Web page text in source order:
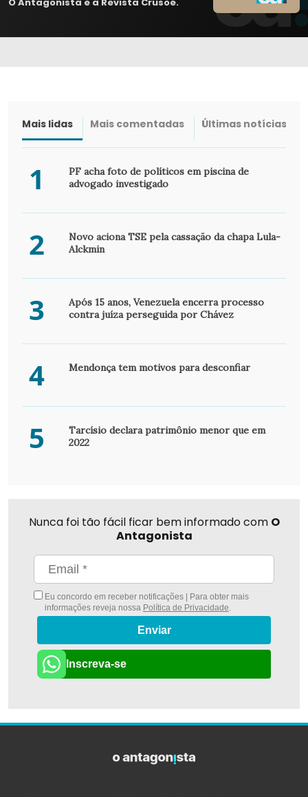
Mais lidas Mais comentadas Últimas notícias
1
PF acha foto de políticos em piscina de
advogado investigado
2
Novo aciona TSE pela cassação da chapa Lula-
Alckmin
3
Após 15 anos, Venezuela encerra processo
contra juíza perseguida por Chávez
4 Mendonça tem motivos para desconfiar
5
Tarcísio declara patrimônio menor que em
2022
Nunca foi tão fácil ficar bem informado com O
Antagonista
Eu concordo em receber notificações | Para obter mais
informações reveja nossa Política de Privacidade.
Enviar
Inscreva-se